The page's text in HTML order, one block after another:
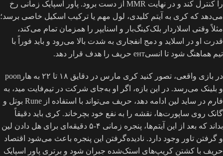
را کنترل کند و در نهایت MMR از دست برود. پاور اسپایک زمانی رخ
می‌دهد که کری به آیتم کلیدی، لول مهم یا ترکیب اسکیل خاصی برسد؛
مثلاً وقتی اسلاردار بلک‌کینگ‌بار و اسنایپر را همزمان تمام می‌کند،
قدرت او در اسلاید و دمج انفجاری به شدت بالا می‌رود و باید فوراً با
تیم هماهنگ شود تا انسیент حریف را هدف قرار دهد.
در بازی واقعی، تصور کنید کری مارس در دقایق ۱۸ تا ۲۲ به هارpoon
و بلینک می‌رسد. در این بازه، اگر او به‌جای شرکت در تیم‌فایت مید، به
فارم در ساید لین ادامه دهد، حریف می‌تواند با استفاده از Rune بوتل و
گانک روی ساپورت‌ها، نقشه را به نفع خود بچرخاند. کری باید دقیقاً
بداند که بعد از این آیتم‌ها، پنجره زمانی ۴-۵ دقیقه‌ای برای هل دادن لین
و گرفتن تاور وجود دارد. نادیده‌گرفتن این پنجره باعث می‌شود اقتصاد
حریف با کشتن کریپ‌های استک‌شده جبران شود و برتری پاور اسپایک